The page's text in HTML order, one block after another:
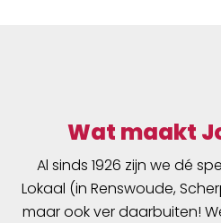
Wat maakt
Al sinds 1926 zijn we dé
Lokaal (in Renswoude,
maar ook ver daarbuiten!